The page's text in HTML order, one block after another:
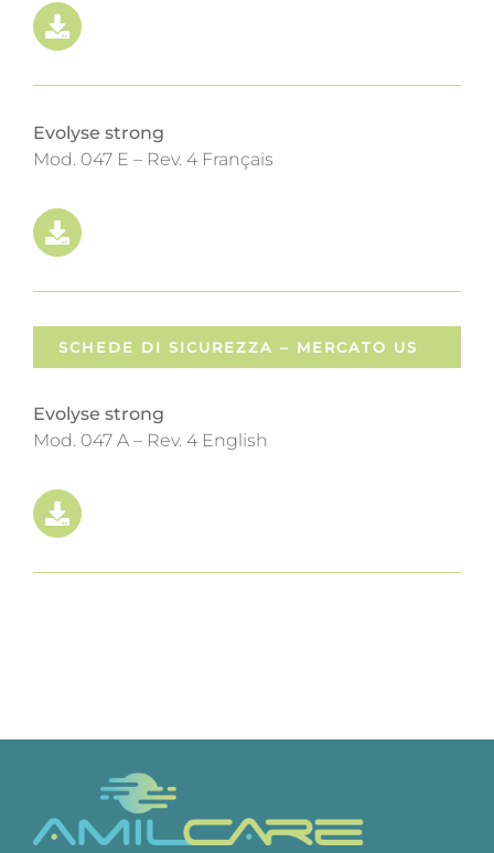
Evolyse strong
Mod. 047 E – Rev. 4 Français
SCHEDE DI SICUREZZA – MERCATO US
Evolyse strong
Mod. 047 A – Rev. 4 English